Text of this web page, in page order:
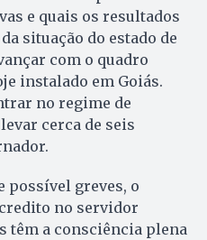
e quais os resultados
situação do estado de
com o quadro
instalado em Goiás.
no regime de
cerca de seis
possível greves, o
no servidor
têm a consciência plena